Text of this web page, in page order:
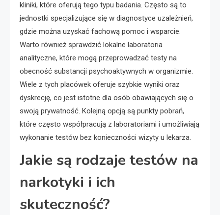
kliniki, które oferują tego typu badania. Często są to
jednostki specjalizujące się w diagnostyce uzależnień,
gdzie można uzyskać fachową pomoc i wsparcie.
Warto również sprawdzić lokalne laboratoria
analityczne, które mogą przeprowadzać testy na
obecność substancji psychoaktywnych w organizmie.
Wiele z tych placówek oferuje szybkie wyniki oraz
dyskrecję, co jest istotne dla osób obawiających się o
swoją prywatność. Kolejną opcją są punkty pobrań,
które często współpracują z laboratoriami i umożliwiają
wykonanie testów bez konieczności wizyty u lekarza.
Jakie są rodzaje testów na
narkotyki i ich
skuteczność?